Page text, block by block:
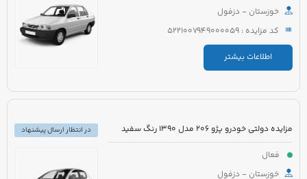
خوزستان - دزفول
کد مزایده : 5221007949000059
اطلاعات بیشتر
مزایده دولتی خودرو پژو 206 مدل 1390 رنگ سفید
فعال
خوزستان - دزفول
در انتظار ارسال پیشنهاد